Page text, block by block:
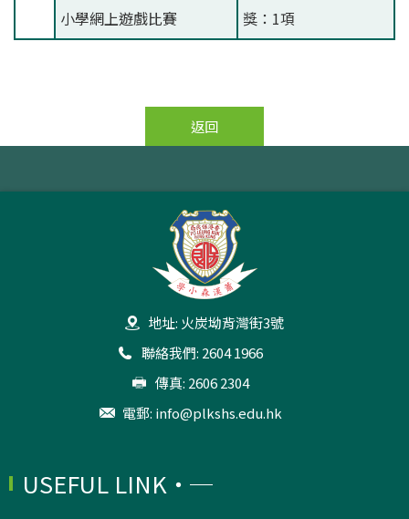
小學網上遊戲比賽
獎：1項
返回
地址: 火炭坳背灣街3號
聯絡我們: 2604 1966
傳真: 2606 2304
電郵: info@plkshs.edu.hk
USEFUL LINK